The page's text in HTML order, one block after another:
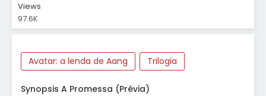
Views
97.6K
Avatar: a lenda de Aang Trilogia
Synopsis A Promessa (Prévia)